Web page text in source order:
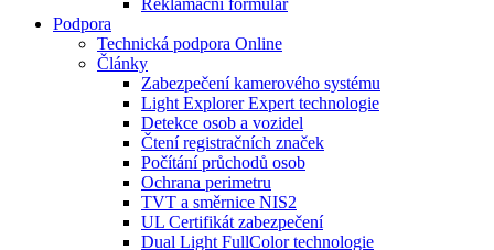
Reklamační formulář
Podpora
Technická podpora Online
Články
Zabezpečení kamerového systému
Light Explorer Expert technologie
Detekce osob a vozidel
Čtení registračních značek
Počítání průchodů osob
Ochrana perimetru
TVT a směrnice NIS2
UL Certifikát zabezpečení
Dual Light FullColor technologie